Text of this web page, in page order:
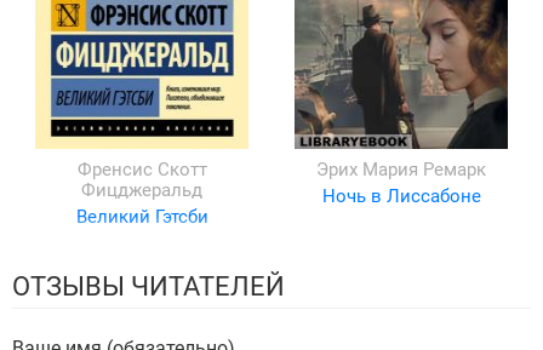
Френсис Скотт
Фицджеральд
Великий Гэтсби
Эрих Мария Ремарк
Ночь в Лиссабоне
ОТЗЫВЫ ЧИТАТЕЛЕЙ